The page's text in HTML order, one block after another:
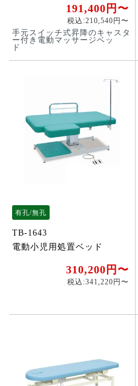
191,400円〜
税込:210,540円〜
手元スイッチ式昇降のキャスタ
ー付き電動マッサージベッ
ド
有孔/無孔
TB-1643
電動小児用処置ベッド
310,200円〜
税込:341,220円〜